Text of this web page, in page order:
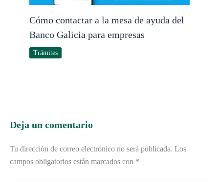
Cómo contactar a la mesa de ayuda del
Banco Galicia para empresas
Trámites
Deja un comentario
Tu dirección de correo electrónico no será publicada. Los
campos obligatorios están marcados con *